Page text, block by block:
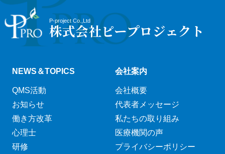
P-project Co.,Ltd
株式会社ピープロジェクト
NEWS＆TOPICS
QMS活動
お知らせ
働き方改革
心理士
研修
会社案内
会社概要
代表者メッセージ
私たちの取り組み
医療機関の声
プライバシーポリシー